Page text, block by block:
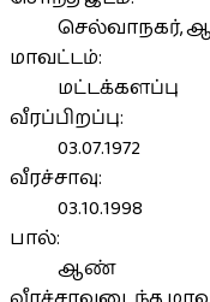
செல்வாநகர்,
மாவட்டம்:
மட்டக்களப்பு
வீரப்பிறப்பு:
03.07.1972
வீரச்சாவு:
03.10.1998
பால்:
ஆண்